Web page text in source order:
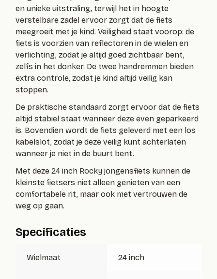
en unieke uitstraling, terwijl het in hoogte
verstelbare zadel ervoor zorgt dat de fiets
meegroeit met je kind. Veiligheid staat voorop: de
fiets is voorzien van reflectoren in de wielen en
verlichting, zodat je altijd goed zichtbaar bent,
zelfs in het donker. De twee handremmen bieden
extra controle, zodat je kind altijd veilig kan
stoppen.
De praktische standaard zorgt ervoor dat de fiets
altijd stabiel staat wanneer deze even geparkeerd
is. Bovendien wordt de fiets geleverd met een los
kabelslot, zodat je deze veilig kunt achterlaten
wanneer je niet in de buurt bent.
Met deze 24 inch Rocky jongensfiets kunnen de
kleinste fietsers niet alleen genieten van een
comfortabele rit, maar ook met vertrouwen de
weg op gaan.
Specificaties
Wielmaat 24 inch